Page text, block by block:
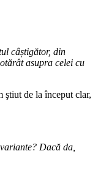
câștigător, din
asupra celei cu
de la început clar,
Dacă da,